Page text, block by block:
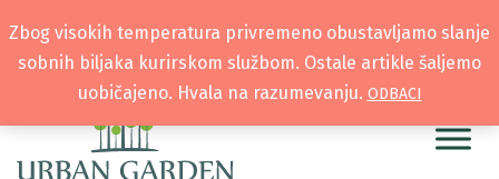
Zbog visokih temperatura privremeno obustavljamo slanje
sobnih biljaka kurirskom službom. Ostale artikle šaljemo
uobičajeno. Hvala na razumevanju. ODBACI